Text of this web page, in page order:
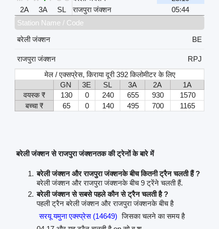
2A
3A SL राजपुरा जंक्शन
05:44
Station Name / Code
बरेली जंक्शन
BE
राजपुरा जंक्शन
RPJ
मेल / एक्सप्रेस, किराया दूरी 392 किलोमीटर के लिए
GN
3E SL 3A 2A
1A
वयस्क ₹
130 0 240 655 930
1570
बच्चा ₹
65 0 140 495 700 1165
बरेली जंक्शन से राजपुरा जंक्शनतक की ट्रेनों के बारे में
बरेली जंक्शन और राजपुरा जंक्शनके बीच कितनी ट्रैन चलती हैं ?
बरेली जंक्शन और राजपुरा जंक्शनके बीच 9 ट्रेंने चलती हैं.
बरेली जंक्शन से सबसे पहले कौन से ट्रैन चलती है ?
पहली ट्रैन बरेली जंक्शन और राजपुरा जंक्शनके बीच है
सरयू यमुना एक्स्प्रेस (14649) जिसका चलने का समय है